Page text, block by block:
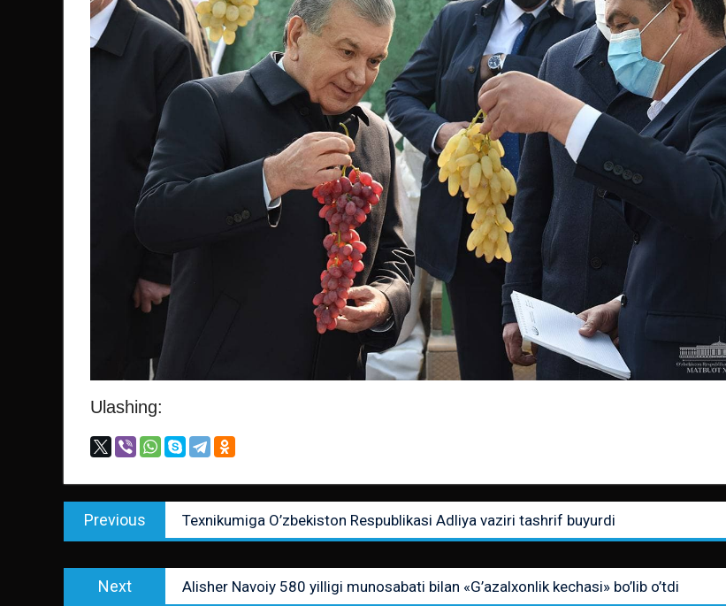
Ulashing:
Post
menyusi
Previous
post:
Texnikumiga O’zbekiston Respublikasi Adliya vaziri tashrif buyurdi
Next
post:
Alisher Navoiy 580 yilligi munosabati bilan «G’azalxonlik kechasi» bo’lib o’tdi